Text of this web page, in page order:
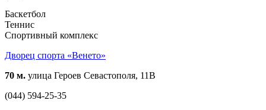
Баскетбол
Теннис
Спортивный комплекс
Дворец спорта «Венето»
70 м. улица Героев Севастополя, 11В
(044) 594-25-35